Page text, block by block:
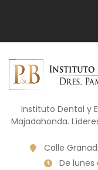
Instituto Dental y
Majadahonda.
Calle
De lunes